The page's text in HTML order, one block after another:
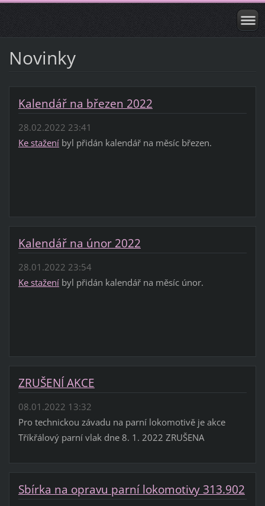
Novinky
Kalendář na březen 2022
28.02.2022 23:41
Ke staženíbyl přidán kalendář na měsíc březen.
Kalendář na únor 2022
28.01.2022 23:54
Ke staženíbyl přidán kalendář na měsíc únor.
ZRUŠENÍ AKCE
08.01.2022 13:32
Pro technickou závadu na parní lokomotivě je akce
Tříkřálový parní vlak dne 8. 1. 2022 ZRUŠENA
Sbírka na opravu parní lokomotivy 313.902